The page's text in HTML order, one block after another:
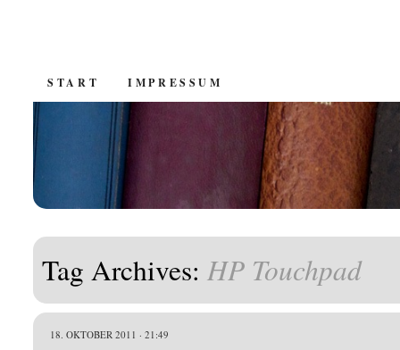
SKIP
CONTENT
START IMPRESSUM
Tag Archives:HP Touchpad
18. OKTOBER 2011 · 21:49